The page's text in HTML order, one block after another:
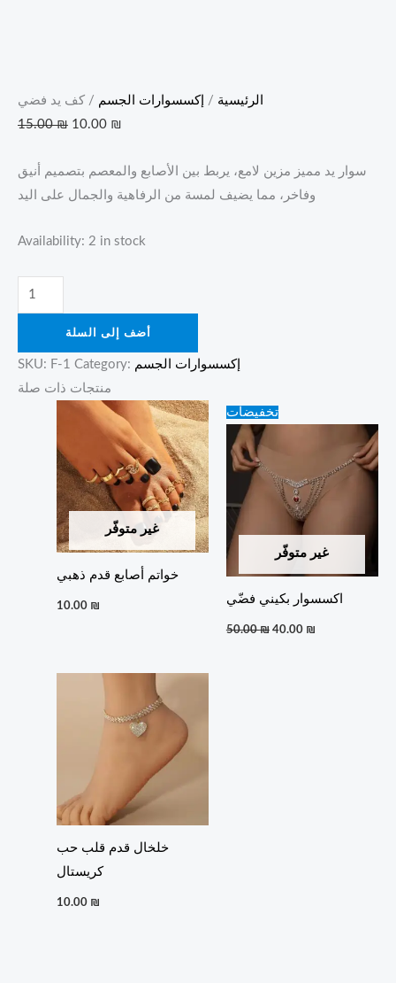
الرئيسية / إكسسوارات الجسم / كف يد فضي
15.00₪ 10.00 ₪
سوار يد مميز مزين لامع، يربط بين الأصابع والمعصم بتصميم أنيق
وفاخر، مما يضيف لمسة من الرفاهية والجمال على اليد
Availability: 2 in stock
أضف إلى السلة
SKU: F-1 Category: إكسسوارات الجسم
منتجات ذات صلة
غير متوفّر
خواتم أصابع قدم ذهبي
10.00 ₪
تخفيضات
غير متوفّر
اكسسوار بكيني فضّي
50.00₪
Original
price
40.00 ₪
price
40.00 ₪.
خلخال قدم قلب حب
كريستال
10.00 ₪